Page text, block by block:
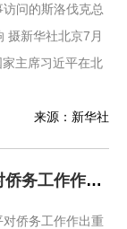
问的斯洛伐克总
摄新华社北京7月
主席习近平在北
来源：新华社
习近平对侨务工作作出重要指示
对侨务工作作出重